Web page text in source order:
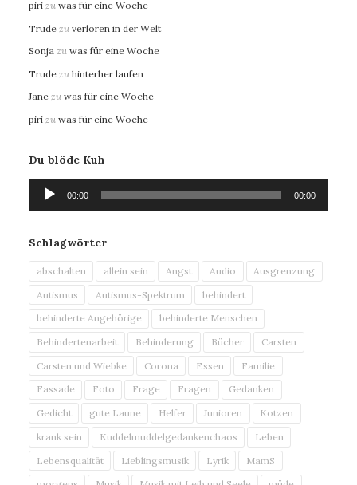
piri zu was für eine Woche
Trude zu verloren in der Welt
Sonja zu was für eine Woche
Trude zu hinterher laufen
Jane zu was für eine Woche
piri zu was für eine Woche
Du blöde Kuh
Audio-
Player
00:00 00:00
Schlagwörter
abschalten allein sein Angst Audio
Ausgrenzung
Autismus
Autismus-Spektrum
behindert
behinderte Angehörige
behinderte Menschen
Behindertenarbeit
Behinderung Bücher
Carsten
Carsten und Wiebke
Corona Essen
Familie
Fassade
Foto Frage Fragen
Gedanken
Gedicht
gute Laune Helfer Junioren
Kotzen
krank sein
Kuddelmuddelgedankenchaos
Leben
Lebensqualität
Lieblingsmusik Lyrik
MamS